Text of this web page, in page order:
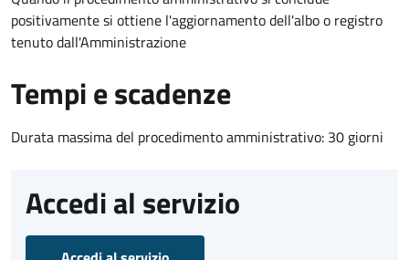
positivamente si ottiene l'aggiornamento dell'albo o registro
tenuto dall'Amministrazione
Tempi e scadenze
Durata massima del procedimento amministrativo: 30 giorni
Accedi al servizio